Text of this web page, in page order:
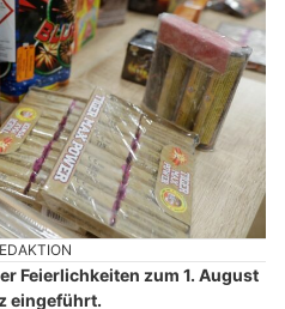
Feierlichkeiten zum 1. August
eingeführt.